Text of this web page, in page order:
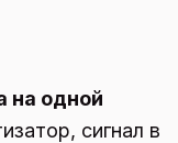
на одной
сигнал в